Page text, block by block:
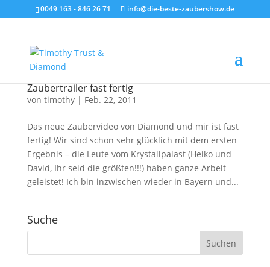
0049 163 - 846 26 71 info@die-beste-zaubershow.de
Zaubertrailer fast fertig
von timothy| Feb. 22, 2011
Das neue Zaubervideo von Diamond und mir ist fast
fertig! Wir sind schon sehr glücklich mit dem ersten
Ergebnis – die Leute vom Krystallpalast (Heiko und
David, Ihr seid die größten!!!) haben ganze Arbeit
geleistet! Ich bin inzwischen wieder in Bayern und...
Suche